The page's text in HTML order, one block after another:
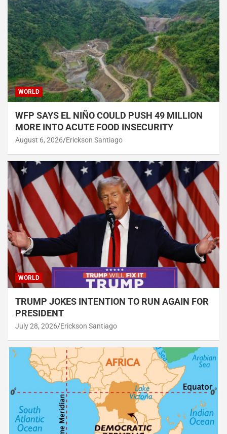
WORLD
WFP SAYS EL NIÑO COULD PUSH 49 MILLION
MORE INTO ACUTE FOOD INSECURITY
August 6, 2026 Erickson Santiago
WORLD
TRUMP JOKES INTENTION TO RUN AGAIN FOR
PRESIDENT
July 28, 2026 Erickson Santiago